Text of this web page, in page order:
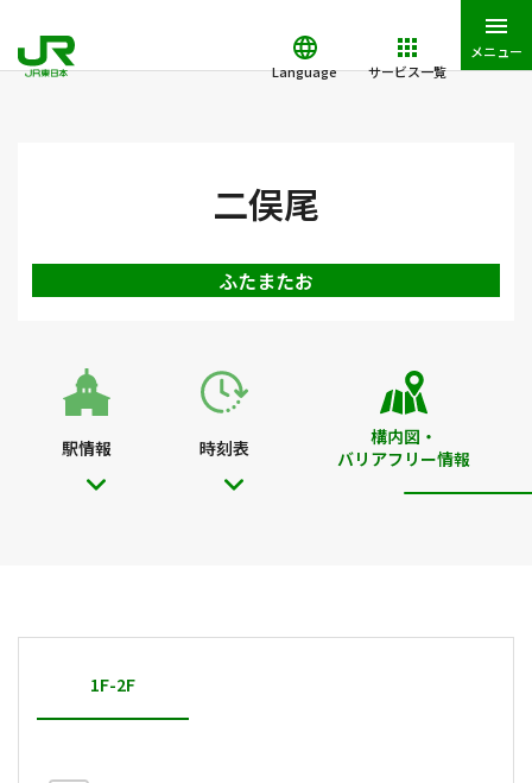
Language サービス一覧
メニュー
二俣尾
ふたまたお
駅情報 時刻表
構内図・
バリアフリー情報
1F-2F